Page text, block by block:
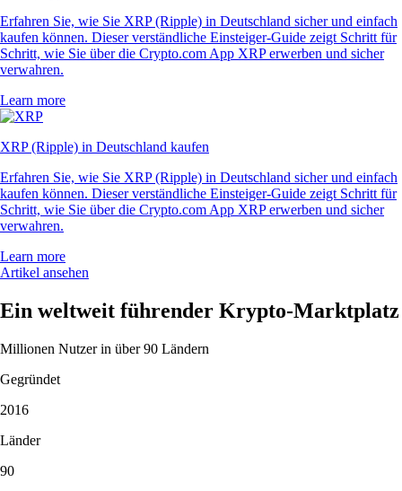
Erfahren Sie, wie Sie XRP (Ripple) in Deutschland sicher und einfach
kaufen können. Dieser verständliche Einsteiger-Guide zeigt Schritt für
Schritt, wie Sie über die Crypto.com App XRP erwerben und sicher
verwahren.
Learn more
XRP (Ripple) in Deutschland kaufen
Erfahren Sie, wie Sie XRP (Ripple) in Deutschland sicher und einfach
kaufen können. Dieser verständliche Einsteiger-Guide zeigt Schritt für
Schritt, wie Sie über die Crypto.com App XRP erwerben und sicher
verwahren.
Learn more
Artikel ansehen
Ein weltweit führender Krypto-Marktplatz
Millionen Nutzer in über 90 Ländern
Gegründet
2016
Länder
90